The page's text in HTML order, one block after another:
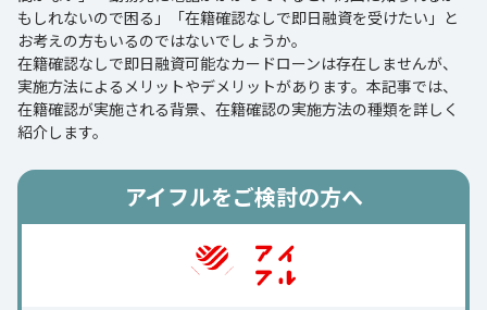
もしれないので困る」「在籍確認なしで即日融資を受けたい」と
お考えの方もいるのではないでしょうか。
在籍確認なしで即日融資可能なカードローンは存在しませんが、
実施方法によるメリットやデメリットがあります。本記事では、
在籍確認が実施される背景、在籍確認の実施方法の種類を詳しく
紹介します。
アイフルをご検討の方へ